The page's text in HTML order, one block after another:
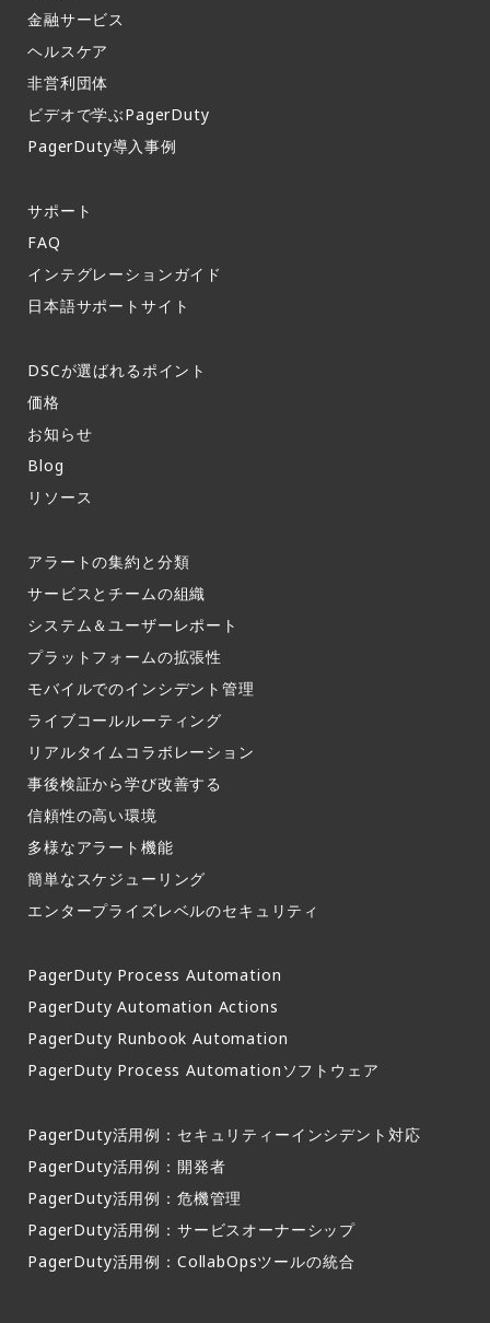
金融サービス
ヘルスケア
非営利団体
ビデオで学ぶPagerDuty
PagerDuty導入事例​
サポート​
FAQ​
インテグレーションガイド​
日本語サポートサイト​
DSCが選ばれるポイント
価格
お知らせ​
Blog
リソース
アラートの集約と分類​
サービスとチームの組織​
システム＆ユーザーレポート​
プラットフォームの拡張性
モバイルでのインシデント管理​
ライブコールルーティング​
リアルタイムコラボレーション​
事後検証から学び改善する
信頼性の高い環境​
多様なアラート機能​
簡単なスケジューリング​
エンタープライズレベルのセキュリティ
PagerDuty Process Automation
PagerDuty Automation Actions
PagerDuty Runbook Automation
PagerDuty Process Automationソフトウェア
PagerDuty活用例：セキュリティーインシデント対応
PagerDuty活用例：開発者
PagerDuty活用例：危機管理
PagerDuty活用例：サービスオーナーシップ
PagerDuty活用例：CollabOpsツールの統合